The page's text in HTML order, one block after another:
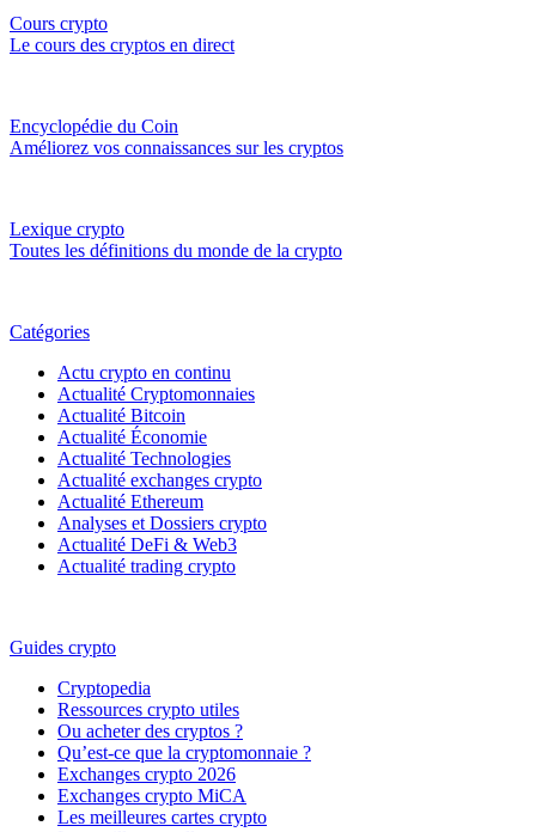
Cours crypto
Le cours des cryptos en direct
Encyclopédie du Coin
Améliorez vos connaissances sur les cryptos
Lexique crypto
Toutes les définitions du monde de la crypto
Catégories
Actu crypto en continu
Actualité Cryptomonnaies
Actualité Bitcoin
Actualité Économie
Actualité Technologies
Actualité exchanges crypto
Actualité Ethereum
Analyses et Dossiers crypto
Actualité DeFi & Web3
Actualité trading crypto
Guides crypto
Cryptopedia
Ressources crypto utiles
Ou acheter des cryptos ?
Qu’est-ce que la cryptomonnaie ?
Exchanges crypto 2026
Exchanges crypto MiCA
Les meilleures cartes crypto